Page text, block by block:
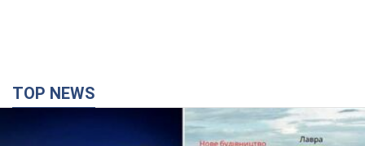
TOP NEWS